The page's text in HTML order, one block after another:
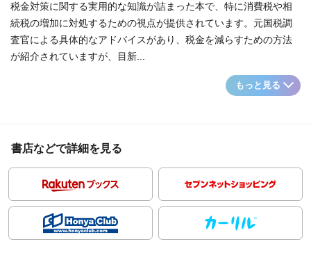
税金対策に関する実用的な知識が詰まった本で、特に消費税や相
続税の増加に対処するための視点が提供されています。元国税調
査官による具体的なアドバイスがあり、税金を減らすための方法
が紹介されていますが、目新...
もっと見る
書店などで詳細を見る